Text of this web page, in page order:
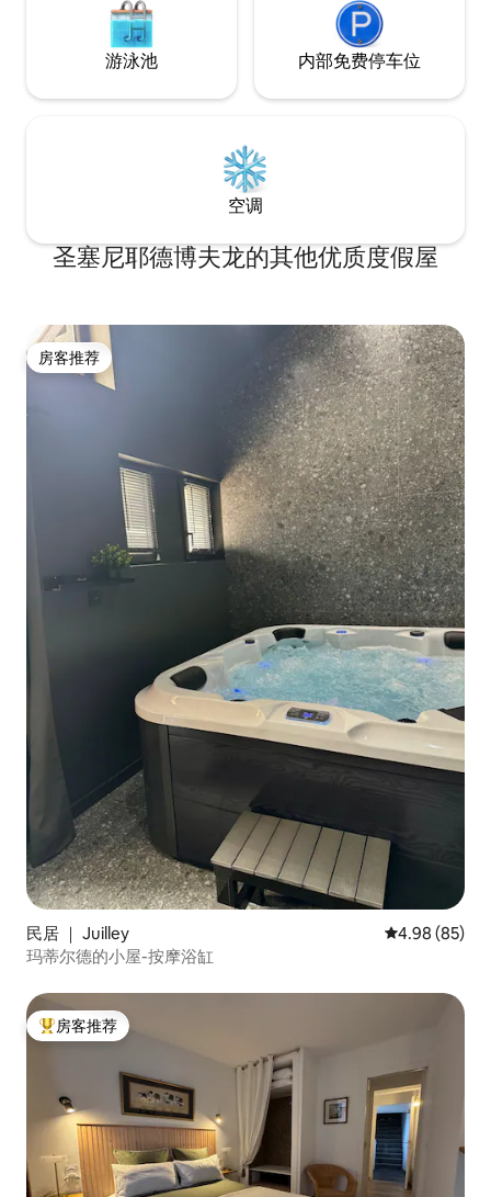
游泳池 内部免费停车位
空调
圣塞尼耶德博夫龙的其他优质度假屋
房客推荐
房客推荐
民居 ｜ Juilley 平均评分 4.98
4.98 (85)
玛蒂尔德的小屋-按摩浴缸
热门「房客推荐」
房客推荐